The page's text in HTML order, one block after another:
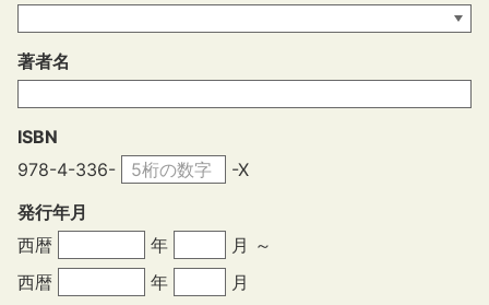
著者名
ISBN
978-4-336-
-X
発行年月
西暦
年
月 ～
西暦
年
月